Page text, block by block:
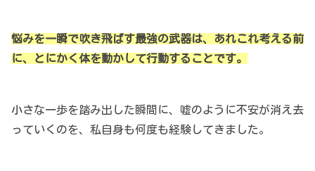
悩みを一瞬で吹き飛ばす最強の武器は、あれこれ考える前
に、とにかく体を動かして行動することです。
小さな一歩を踏み出した瞬間に、嘘のように不安が消え去
っていくのを、私自身も何度も経験してきました。